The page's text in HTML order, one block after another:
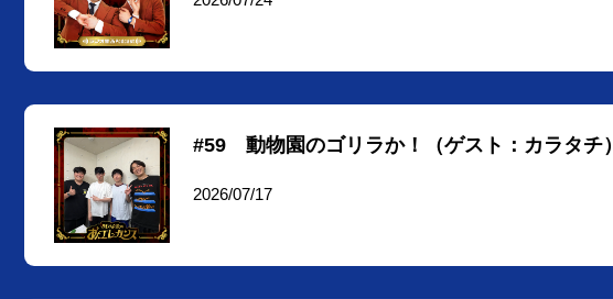
#59 動物園のゴリラか！（ゲスト：カラタチ）
2026/07/17